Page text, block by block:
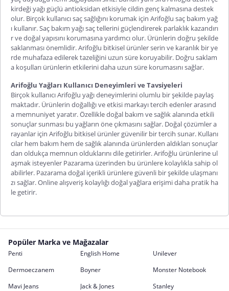
kirdeği yağı güçlü antioksidan etkisiyle cildin genç kalmasına destek
olur. Birçok kullanıcı saç sağlığını korumak için Arifoğlu saç bakım yağ
ı kullanır. Saç bakım yağı saç tellerini güçlendirerek parlaklık kazandırı
r ve doğal yapısını korumasına yardımcı olur. Ürünlerin doğru şekilde
saklanması önemlidir.Arifoğlu bitkisel ürünlerserin ve karanlık bir ye
rde muhafaza edilerek tazeliğini uzun süre koruyabilir. Doğru saklam
a koşulları ürünlerin etkilerini daha uzun süre korumasını sağlar.
Arifoğlu Yağları Kullanıcı Deneyimleri ve Tavsiyeleri
Birçok kullanıcıArifoğlu yağıdeneyimlerini olumlu bir şekilde paylaş
maktadır. Ürünlerin doğallığı ve etkisi markayı tercih edenler arasınd
a memnuniyet yaratır. Özellikle doğal bakım ve sağlık alanında etkili
sonuçlar sunması bu yağların öne çıkmasını sağlar. Doğal çözümler a
rayanlar için Arifoğlu bitkisel ürünler güvenilir bir tercih sunar. Kullanı
cılar hem bakım hem de sağlık alanında ürünlerden aldıkları sonuçlar
dan oldukça memnun olduklarını dile getirirler. Arifoğlu ürünlerine ul
aşmak isteyenler Pazarama üzerinden bu ürünlere kolaylıkla sahip ol
abilirler. Pazaramadoğal içerikli ürünlere güvenli bir şekilde ulaşmanı
zı sağlar. Online alışveriş kolaylığı doğal yağlara erişimi daha pratik ha
le getirir.
Popüler Marka ve Mağazalar
Penti English Home
Unilever
Dermoeczanem
Boyner
Monster Notebook
Mavi Jeans
Jack & Jones
Stanley